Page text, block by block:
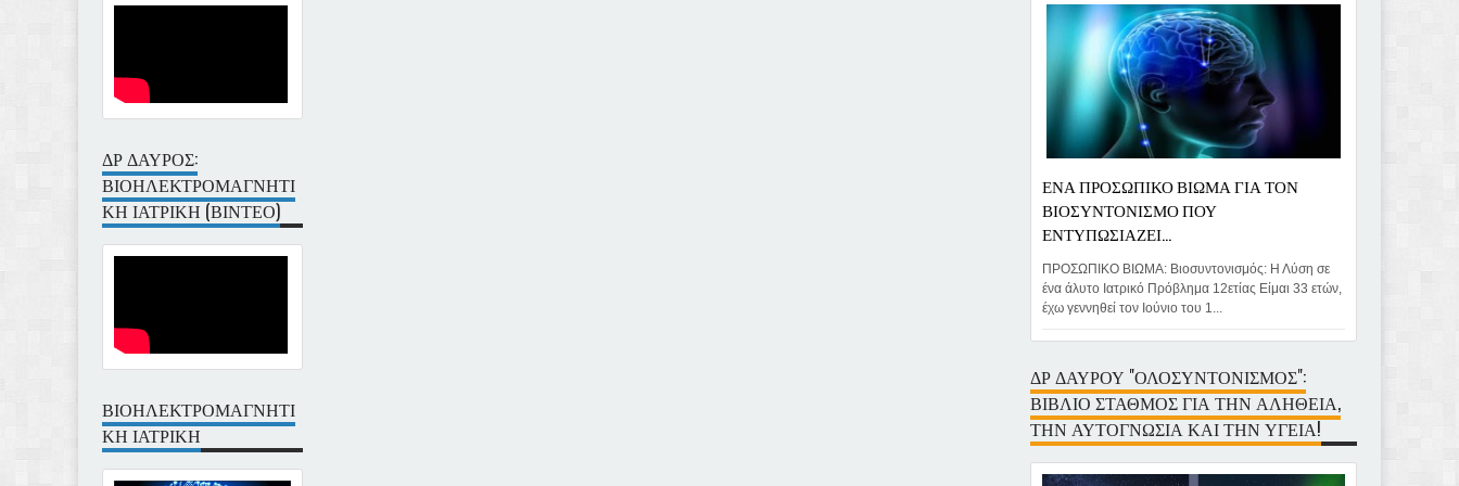
ΔΡ ΔΑΥΡΟΣ:
ΒΙΟΗΛΕΚΤΡΟΜΑΓΝΗΤΙ
ΚΗ ΙΑΤΡΙΚΗ (ΒΙΝΤΕΟ)
ΒΙΟΗΛΕΚΤΡΟΜΑΓΝΗΤΙ
ΚΗ ΙΑΤΡΙΚΗ
ΕΝΑ ΠΡΟΣΩΠΙΚΟ ΒΙΩΜΑ ΓΙΑ ΤΟΝ
ΒΙΟΣΥΝΤΟΝΙΣΜΟ ΠΟΥ
ΕΝΤΥΠΩΣΙΑΖΕΙ...
ΠΡΟΣΩΠΙΚΟ ΒΙΩΜΑ: Βιοσυντονισμός: Η Λύση σε
ένα άλυτο Ιατρικό Πρόβλημα 12ετίας Είμαι 33 ετών,
έχω γεννηθεί τον Ιούνιο του 1...
ΔΡ ΔΑΥΡΟΥ "ΟΛΟΣΥΝΤΟΝΙΣΜΟΣ":
ΒΙΒΛΙΟ ΣΤΑΘΜΟΣ ΓΙΑ ΤΗΝ ΑΛΗΘΕΙΑ,
ΤΗΝ ΑΥΤΟΓΝΩΣΙΑ ΚΑΙ ΤΗΝ ΥΓΕΙΑ!